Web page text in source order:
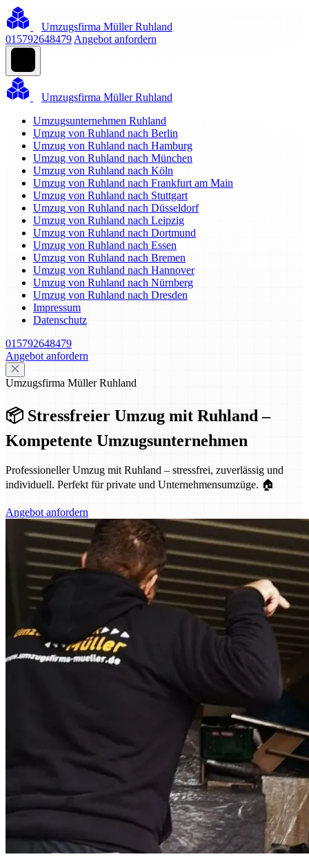
Umzugsfirma Müller Ruhland
015792648479 Angebot anfordern
Umzugsfirma Müller Ruhland
Umzugsunternehmen Ruhland
Umzug von Ruhland nach Berlin
Umzug von Ruhland nach Hamburg
Umzug von Ruhland nach München
Umzug von Ruhland nach Köln
Umzug von Ruhland nach Frankfurt am Main
Umzug von Ruhland nach Stuttgart
Umzug von Ruhland nach Düsseldorf
Umzug von Ruhland nach Leipzig
Umzug von Ruhland nach Dortmund
Umzug von Ruhland nach Essen
Umzug von Ruhland nach Bremen
Umzug von Ruhland nach Hannover
Umzug von Ruhland nach Nürnberg
Umzug von Ruhland nach Dresden
Impressum
Datenschutz
015792648479
Angebot anfordern
Umzugsfirma Müller Ruhland
📦 Stressfreier Umzug mit Ruhland –
Kompetente Umzugsunternehmen
Professioneller Umzug mit Ruhland – stressfrei, zuverlässig und
individuell. Perfekt für private und Unternehmensumzüge. 🏠
Angebot anfordern